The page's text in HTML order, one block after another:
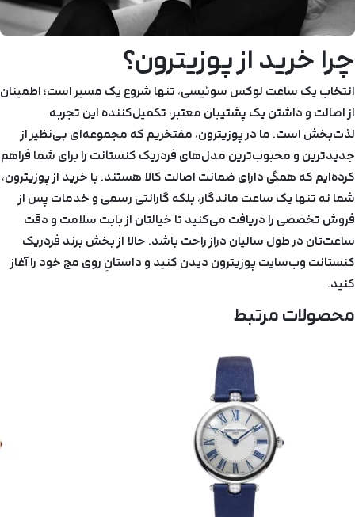
چرا خرید از پوزیترون؟
انتخاب یک ساعت لوکس سوئیسی، تنها شروع یک مسیر است؛ اطمینان
از اصالت و داشتن یک پشتیبان معتبر، تکمیل‌کننده این تجربه
لذت‌بخش است. ما در پوزیترون، مفتخریم که مجموعه‌ای بی‌نظیر از
جدیدترین و محبوب‌ترین مدل‌های فردریک کنستانت را برای شما فراهم
کرده‌ایم که همگی دارای ضمانت اصالت کالا هستند. با خرید از پوزیترون،
شما نه تنها یک ساعت ماندگار، بلکه گارانتی رسمی و خدمات پس از
فروش تخصصی را دریافت می‌کنید تا خیالتان از بابت سلامت و دقت
ساعت‌تان در طول سالیان دراز راحت باشد. حالا از بخشبرند فردریک
کنستانتوب‌سایت پوزیترون دیدن کنید و داستانِ روی مچ خود را آغاز
کنید.
محصولات مرتبط